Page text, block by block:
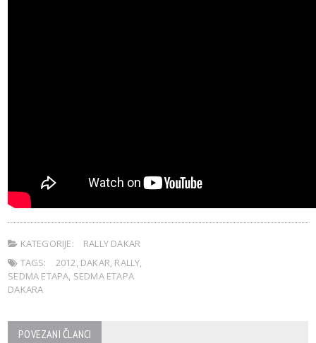
KATEGORIJE:
RALLY DAKAR
TAGS:
2012, DAKAR, RALLY,
SEDMA ETAPA, SEDMA ETAPA
DAKARA
POVEZANI ČLANCI